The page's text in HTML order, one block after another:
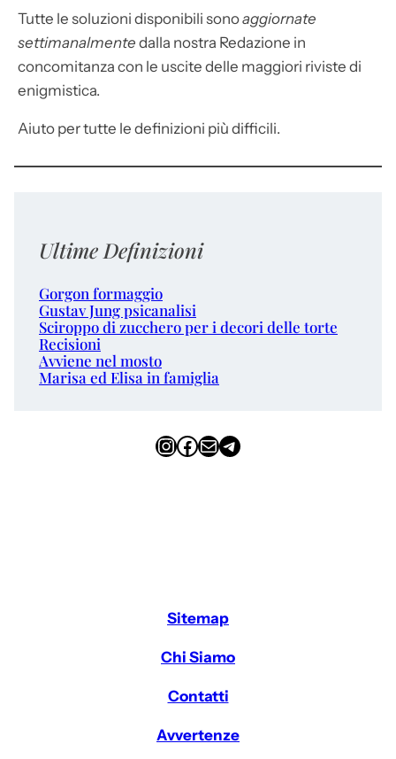
Tutte le soluzioni disponibili sonoaggiornate
settimanalmente dalla nostra Redazione in
concomitanza con le uscite delle maggiori riviste di
enigmistica.
Aiuto per tutte le definizioni più difficili.
Ultime Definizioni
Gorgon formaggio
Gustav Jung psicanalisi
Sciroppo di zucchero per i decori delle torte
Recisioni
Avviene nel mosto
Marisa ed Elisa in famiglia
InstagramFacebook Email Telegram
Sitemap
Chi Siamo
Contatti
Avvertenze